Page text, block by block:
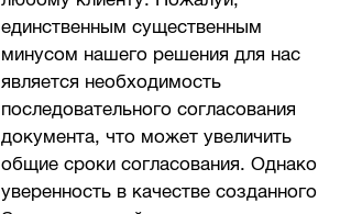
единственным существенным
минусом нашего решения для нас
является необходимость
последовательного согласования
документа, что может увеличить
общие сроки согласования. Однако
уверенность в качестве созданного